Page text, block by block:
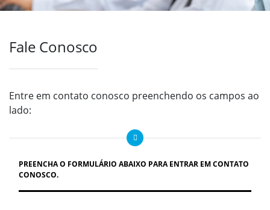
Fale Conosco
Entre em contato conosco preenchendo os campos ao
lado:
PREENCHA O FORMULÁRIO ABAIXO PARA ENTRAR EM CONTATO
CONOSCO.